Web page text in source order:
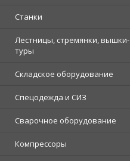
Станки
Лестницы, стремянки, вышки-
туры
Складское оборудование
Спецодежда и СИЗ
Сварочное оборудование
Компрессоры